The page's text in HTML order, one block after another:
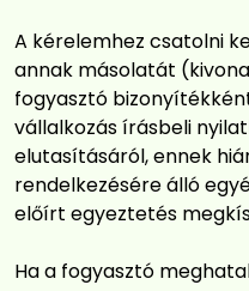
A kérelemhez csatolni
annak másolatát
fogyasztó
vállalkozás írásbeli
elutasításáról, ennek
rendelkezésére álló
előírt egyeztetés
Ha a fogyasztó